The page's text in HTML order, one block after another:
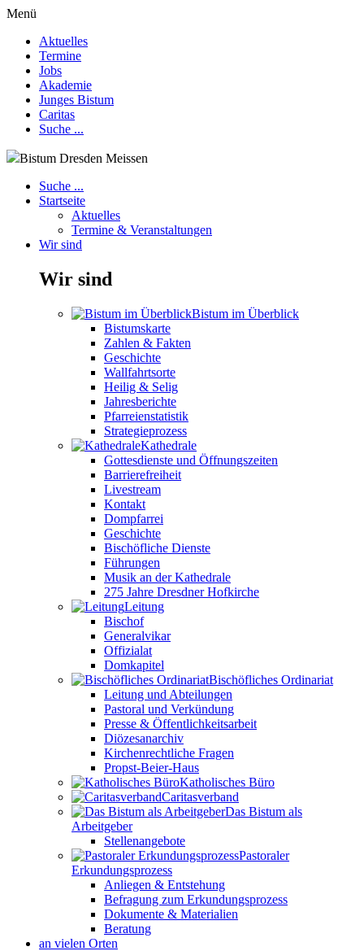
Menü
Aktuelles
Termine
Jobs
Akademie
Junges Bistum
Caritas
Suche ...
Bistum Dresden Meissen
Suche ...
Startseite
Aktuelles
Termine & Veranstaltungen
Wir sind
Wir sind
Bistum im Überblick
Bistumskarte
Zahlen & Fakten
Geschichte
Wallfahrtsorte
Heilig & Selig
Jahresberichte
Pfarreienstatistik
Strategieprozess
Kathedrale
Gottesdienste und Öffnungszeiten
Barrierefreiheit
Livestream
Kontakt
Dompfarrei
Geschichte
Bischöfliche Dienste
Führungen
Musik an der Kathedrale
275 Jahre Dresdner Hofkirche
Leitung
Bischof
Generalvikar
Offizialat
Domkapitel
Bischöfliches Ordinariat
Leitung und Abteilungen
Pastoral und Verkündung
Presse & Öffentlichkeitsarbeit
Diözesanarchiv
Kirchenrechtliche Fragen
Propst-Beier-Haus
Katholisches Büro
Caritasverband
Das Bistum als
Arbeitgeber
Stellenangebote
Pastoraler
Erkundungsprozess
Anliegen & Entstehung
Befragung zum Erkundungsprozess
Dokumente & Materialien
Beratung
an vielen Orten